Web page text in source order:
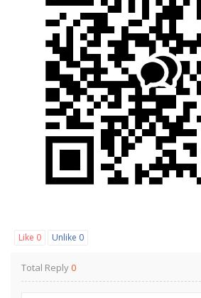
Like 0 Unlike 0
Total Reply0